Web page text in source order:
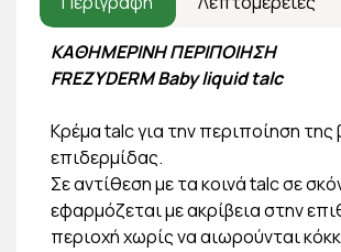
ΚΑΘΗΜΕΡΙΝΗ ΠΕΡΙΠΟΙΗΣΗ
FREZYDERM Baby liquid talc
Κρέμα talc για την περιποίηση της
επιδερμίδας.
Σε αντίθεση με τα κοινά talc σε
εφαρμόζεται με ακρίβεια στην
περιοχή χωρίς να αιωρούνται